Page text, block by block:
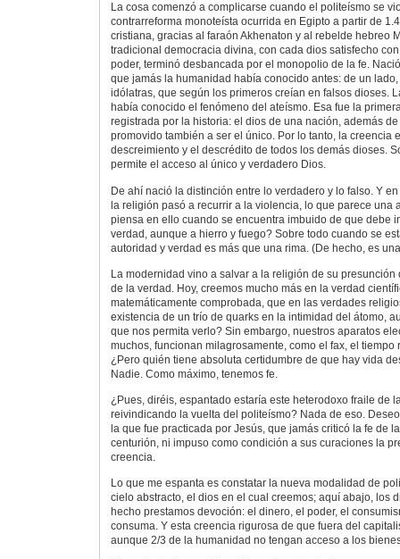
La cosa comenzó a complicarse cuando el politeísmo se
contrarreforma monoteísta ocurrida en Egipto a partir de
cristiana, gracias al faraón Akhenaton y al rebelde hebreo
tradicional democracia divina, con cada dios satisfecho
poder, terminó desbancada por el monopolio de la fe.
que jamás la humanidad había conocido antes: de un
idólatras, que según los primeros creían en falsos dioses.
había conocido el fenómeno del ateísmo. Esa fue la
registrada por la historia: el dios de una nación, además
promovido también a ser el único. Por lo tanto, la creencia
descreimiento y el descrédito de todos los demás dioses.
permite el acceso al único y verdadero Dios.
De ahí nació la distinción entre lo verdadero y lo falso. Y
la religión pasó a recurrir a la violencia, lo que parece una
piensa en ello cuando se encuentra imbuido de que debe
verdad, aunque a hierro y fuego? Sobre todo cuando se
autoridad y verdad es más que una rima. (De hecho, es
La modernidad vino a salvar a la religión de su
de la verdad. Hoy, creemos mucho más en la verdad
matemáticamente comprobada, que en las verdades
existencia de un trío de quarks en la intimidad del átomo,
que nos permita verlo? Sin embargo, nuestros aparatos
muchos, funcionan milagrosamente, como el fax, el tiempo
¿Pero quién tiene absoluta certidumbre de que hay vida
Nadie. Como máximo, tenemos fe.
¿Pues, diréis, espantado estaría este heterodoxo fraile de
reivindicando la vuelta del politeísmo? Nada de eso.
la que fue practicada por Jesús, que jamás criticó la fe de
centurión, ni impuso como condición a sus curaciones la
creencia.
Lo que me espanta es constatar la nueva modalidad de
cielo abstracto, el dios en el cual creemos; aquí abajo, los
hecho prestamos devoción: el dinero, el poder, el
consuma. Y esta creencia rigurosa de que fuera del
aunque 2/3 de la humanidad no tengan acceso a los